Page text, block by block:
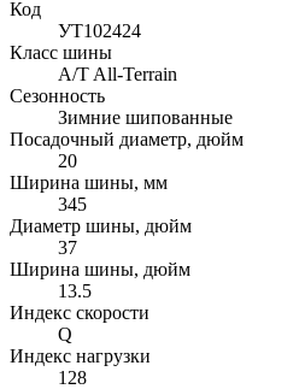
Код
УТ102424
Класс шины
A/T All-Terrain
Сезонность
Зимние шипованные
Посадочный диаметр, дюйм
20
Ширина шины, мм
345
Диаметр шины, дюйм
37
Ширина шины, дюйм
13.5
Индекс скорости
Q
Индекс нагрузки
128